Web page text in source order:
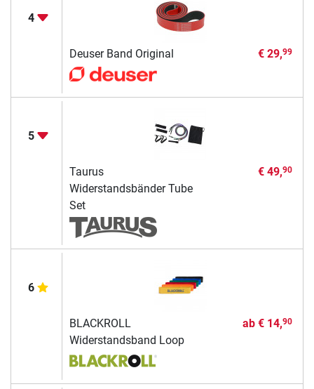
4
Deuser Band Original € 29,99
5
Taurus
Widerstandsbänder Tube
Set
€ 49,90
6
BLACKROLL
Widerstandsband Loop
ab € 14,90